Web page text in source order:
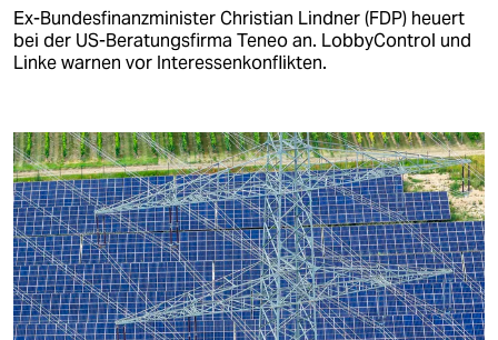
Ex-Bundesfinanzminister Christian Lindner (FDP) heuert
bei der US-Beratungsfirma Teneo an. LobbyControl und
Linke warnen vor Interessenkonflikten.